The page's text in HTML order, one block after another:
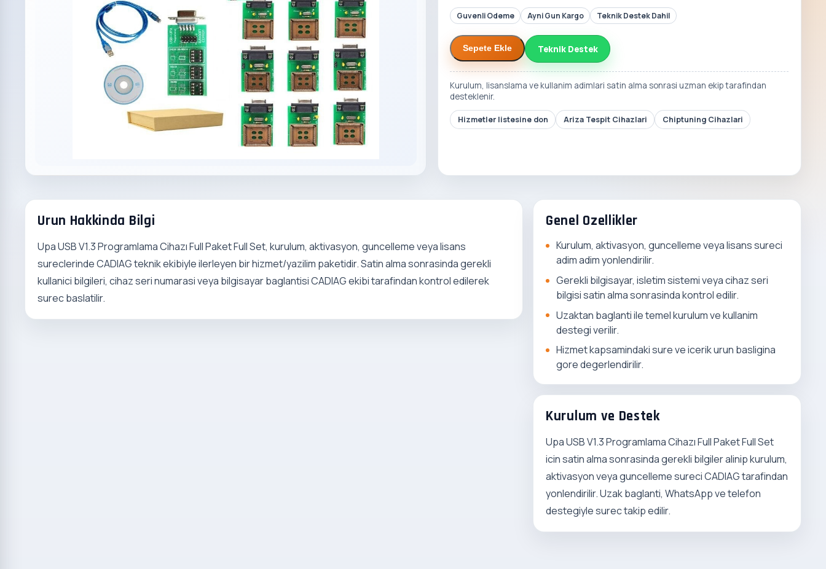
Guvenli Odeme Ayni Gun Kargo Teknik Destek Dahil
Sepete Ekle Teknik Destek
Kurulum, lisanslama ve kullanim adimlari satin alma sonrasi uzman ekip tarafindan
desteklenir.
Hizmetler listesine don Ariza Tespit Cihazlari Chiptuning Cihazlari
Urun Hakkinda Bilgi
Upa USB V1.3 Programlama Cihazı Full Paket Full Set, kurulum, aktivasyon, guncelleme veya lisans
sureclerinde CADIAG teknik ekibiyle ilerleyen bir hizmet/yazilim paketidir. Satin alma sonrasinda gerekli
kullanici bilgileri, cihaz seri numarasi veya bilgisayar baglantisi CADIAG ekibi tarafindan kontrol edilerek
surec baslatilir.
Genel Ozellikler
Kurulum, aktivasyon, guncelleme veya lisans sureci
adim adim yonlendirilir.
Gerekli bilgisayar, isletim sistemi veya cihaz seri
bilgisi satin alma sonrasinda kontrol edilir.
Uzaktan baglanti ile temel kurulum ve kullanim
destegi verilir.
Hizmet kapsamindaki sure ve icerik urun basligina
gore degerlendirilir.
Kurulum ve Destek
Upa USB V1.3 Programlama Cihazı Full Paket Full Set
icin satin alma sonrasinda gerekli bilgiler alinip kurulum,
aktivasyon veya guncelleme sureci CADIAG tarafindan
yonlendirilir. Uzak baglanti, WhatsApp ve telefon
destegiyle surec takip edilir.